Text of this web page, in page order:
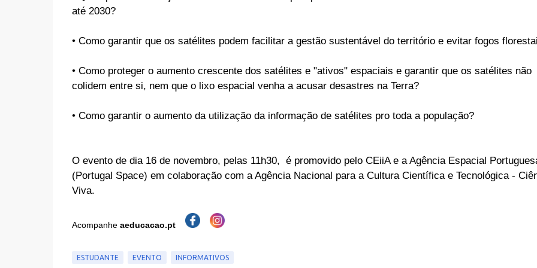
até 2030?
• Como garantir que os satélites podem facilitar a gestão sustentável do território e evitar fogos
• Como proteger o aumento crescente dos satélites e "ativos" espaciais e garantir que os satélites não
colidem entre si, nem que o lixo espacial venha a acusar desastres na Terra?
• Como garantir o aumento da utilização da informação de satélites pro toda a população?
O evento de dia 16 de novembro, pelas 11h30, é promovido pelo CEiiA e a Agência Espacial
(Portugal Space) em colaboração com a Agência Nacional para a Cultura Científica e Tecnológica -
Viva.
Acompanhe aeducacao.pt
ESTUDANTE EVENTO INFORMATIVOS